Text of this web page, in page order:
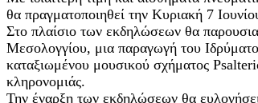
θα πραγματοποιηθεί την Κυριακή 7
Στο πλαίσιο των εκδηλώσεων θα
Μεσολογγίου, μια παραγωγή του
καταξιωμένου μουσικού σχήματος
κληρονομιάς.
Την έναρξη των εκδηλώσεων θα